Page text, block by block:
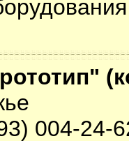
004-24-